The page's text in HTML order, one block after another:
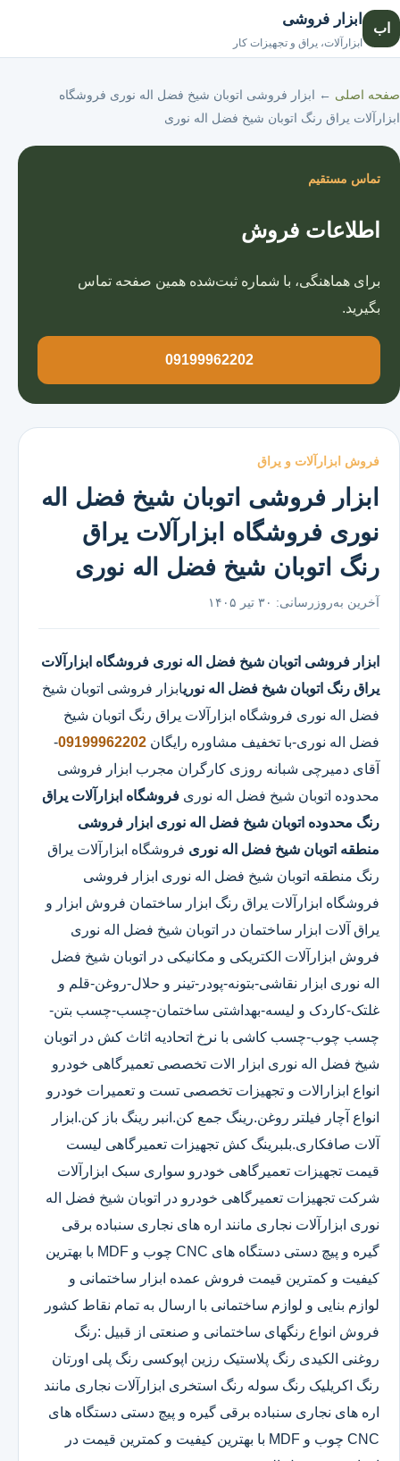
اب
ابزار فروشی
ابزارآلات، یراق و تجهیزات کار
صفحه اصلی ← ابزار فروشی اتوبان شیخ فضل اله نوری فروشگاه
ابزارآلات یراق رنگ اتوبان شیخ فضل اله نوری
فروش ابزارآلات و یراق
ابزار فروشی اتوبان شیخ فضل اله
نوری فروشگاه ابزارآلات یراق
رنگ اتوبان شیخ فضل اله نوری
آخرین به‌روزرسانی: ۳۰ تیر ۱۴۰۵
ابزار فروشی اتوبان شیخ فضل اله نوری فروشگاه ابزارآلات
یراق رنگ اتوبان شیخ فضل اله نوریابزار فروشی اتوبان شیخ
فضل اله نوری فروشگاه ابزارآلات یراق رنگ اتوبان شیخ
فضل اله نوری-با تخفیف مشاوره رایگان 09199962202
-
آقای دمیرچی شبانه روزی کارگران مجرب ابزار فروشی
محدوده اتوبان شیخ فضل اله نوری فروشگاه ابزارآلات یراق
رنگ محدوده اتوبان شیخ فضل اله نوری ابزار فروشی
منطقه اتوبان شیخ فضل اله نوری فروشگاه ابزارآلات یراق
رنگ منطقه اتوبان شیخ فضل اله نوری ابزار فروشی
فروشگاه ابزارآلات یراق رنگ ابزار ساختمان فروش ابزار و
یراق آلات ابزار ساختمان در اتوبان شیخ فضل اله نوری
فروش ابزارآلات الکتریکی و مکانیکی در اتوبان شیخ فضل
اله نوری ابزار نقاشی-بتونه-پودر-تینر و حلال-روغن-قلم و
غلتک-کاردک و لیسه-بهداشتی ساختمان-چسب-چسب بتن-
چسب چوب-چسب کاشی با نرخ اتحادیه اثاث کش در اتوبان
شیخ فضل اله نوری ابزار الات تخصصی تعمیرگاهی خودرو
انواع ابزارالات و تجهیزات تخصصی تست و تعمیرات خودرو
انواع آچار فیلتر روغن.رینگ جمع کن.انبر رینگ باز کن.ابزار
آلات صافکاری.بلبرینگ کش تجهیزات تعمیرگاهی لیست
قیمت تجهیزات تعمیرگاهی خودرو سواری سبک ابزارآلات
شرکت تجهیزات تعمیرگاهی خودرو در اتوبان شیخ فضل اله
نوری ابزارآلات نجاری مانند اره های نجاری سنباده برقی
گیره و پیچ دستی دستگاه های CNC چوب و MDF با بهترین
کیفیت و کمترین قیمت فروش عمده ابزار ساختمانی و
لوازم بنایی و لوازم ساختمانی با ارسال به تمام نقاط کشور
فروش انواع رنگهای ساختمانی و صنعتی از قبیل :رنگ
روغنی الکیدی رنگ پلاستیک رزین اپوکسی رنگ پلی اورتان
رنگ اکریلیک رنگ سوله رنگ استخری ابزارآلات نجاری مانند
اره های نجاری سنباده برقی گیره و پیچ دستی دستگاه های
CNC چوب و MDF با بهترین کیفیت و کمترین قیمت در
تماس مستقیم
اطلاعات فروش
برای هماهنگی، با شماره ثبت‌شده همین صفحه تماس
بگیرید.
09199962202